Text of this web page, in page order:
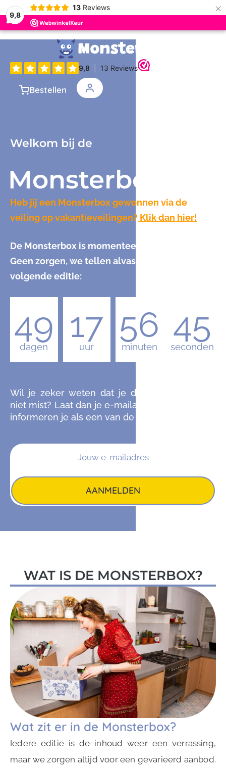
9,8
13 Reviews ×
Bestellen
Welkom bij de
Monsterbox
Heb jij een Monsterbox gewonnen via de
veiling op vakantieveilingen? Klik dan hier!
De Monsterbox is momenteel uitverkocht.
Geen zorgen, we tellen alvast af naar de
volgende editie:
49
dagen
17
uur
56
minuten
44
seconden
Wil je zeker weten dat je de komende editie
niet mist? Laat dan je e-mailadres achter en we
informeren je als een van de eersten.
AANMELDEN
WAT IS DE MONSTERBOX?
Wat zit er in de Monsterbox?
Iedere editie is de inhoud weer een verrassing,
maar we zorgen altijd voor een gevarieerd aanbod.